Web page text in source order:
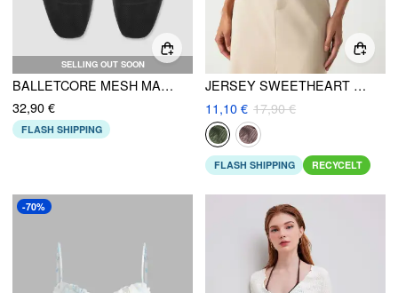
SELLING OUT SOON
BALLETCORE MESH MARY JANE FLATS
32,90 €
FLASH SHIPPING
JERSEY SWEETHEART V-AUSSCHNITT KURZARM TOP
11,10 € 17,90 €
FLASH SHIPPING RECYCELT
-70%